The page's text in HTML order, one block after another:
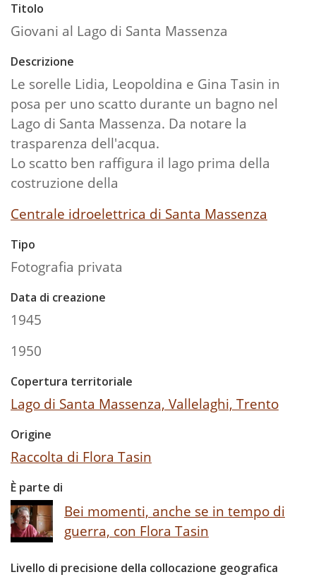
Titolo
Giovani al Lago di Santa Massenza
Descrizione
Le sorelle Lidia, Leopoldina e Gina Tasin in
posa per uno scatto durante un bagno nel
Lago di Santa Massenza. Da notare la
trasparenza dell'acqua.
Lo scatto ben raffigura il lago prima della
costruzione della
Centrale idroelettrica di Santa Massenza
Tipo
Fotografia privata
Data di creazione
1945
1950
Copertura territoriale
Lago di Santa Massenza, Vallelaghi, Trento
Origine
Raccolta di Flora Tasin
È parte di
Bei momenti, anche se in tempo di
guerra, con Flora Tasin
Livello di precisione della collocazione geografica